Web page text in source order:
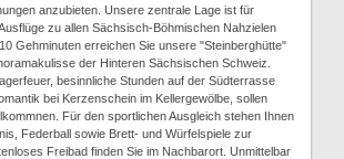
anzubieten. Unsere zentrale Lage ist für
zu allen Sächsisch-Böhmischen Nahzielen
Gehminuten erreichen Sie unsere "Steinberghütte"
der Hinteren Sächsischen Schweiz.
besinnliche Stunden auf der Südterrasse
bei Kerzenschein im Kellergewölbe, sollen
Für den sportlichen Ausgleich stehen Ihnen
Federball sowie Brett- und Würfelspiele zur
Freibad finden Sie im Nachbarort. Unmittelbar